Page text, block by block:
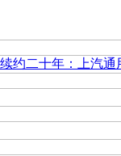
约二十年：上汽通